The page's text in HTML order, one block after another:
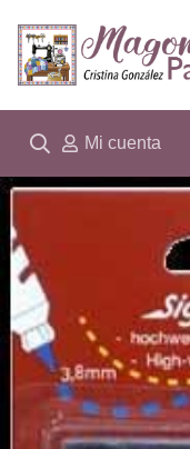
Mi cuenta